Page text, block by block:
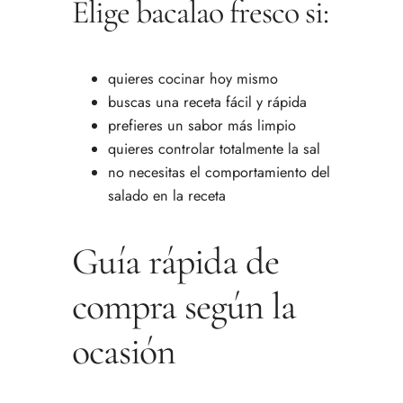
Elige bacalao fresco si:
quieres cocinar hoy mismo
buscas una receta fácil y rápida
prefieres un sabor más limpio
quieres controlar totalmente la sal
no necesitas el comportamiento del
salado en la receta
Guía rápida de
compra según la
ocasión